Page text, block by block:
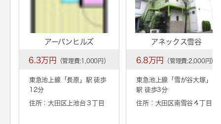
アーバンヒルズ
6.3万円 （管理費:1,000円）
東急池上線「長原 」駅 徒歩
12分
住所：大田区上池台３丁目
アネックス雪谷
6.8万円 （管理費:2,000円）
東急池上線「 雪が谷大塚」
駅 徒歩3分
住所：大田区南雪谷４丁目